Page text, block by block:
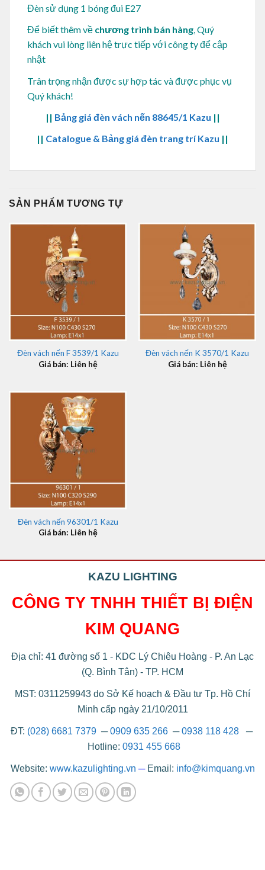
Đèn sử dụng 1 bóng đui E27
Để biết thêm về chương trình bán hàng, Quý
khách vui lòng liên hệ trực tiếp với công ty để cập
nhật
Trân trọng nhận được sự hợp tác và được phục vụ
Quý khách!
|| Bảng giá đèn vách nến 88645/1 Kazu ||
|| Catalogue & Bảng giá đèn trang trí Kazu ||
SẢN PHẨM TƯƠNG TỰ
Đèn vách nến F 3539/1 Kazu
Giá bán: Liên hệ
Đèn vách nến K 3570/1 Kazu
Giá bán: Liên hệ
Đèn vách nến 96301/1 Kazu
Giá bán: Liên hệ
KAZU LIGHTING
CÔNG TY TNHH THIẾT BỊ ĐIỆN
KIM QUANG
Địa chỉ: 41 đường số 1 - KDC Lý Chiêu Hoàng - P. An Lạc
(Q. Bình Tân) - TP. HCM
MST: 0311259943 do Sở Kế hoạch & Đầu tư Tp. Hồ Chí
Minh cấp ngày 21/10/2011
ĐT: (028) 6681 7379 ─0909 635 266─0938 118 428─
Hotline: 0931 455 668
Website: www.kazulighting.vn ─ Email: info@kimquang.vn